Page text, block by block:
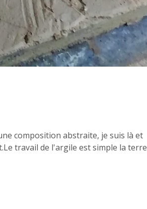
composition abstraite, je suis là et
travail de l'argile est simple la terre